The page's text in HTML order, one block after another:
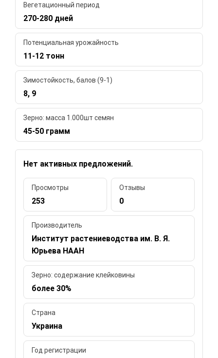
Вегетационный период
270-280 дней
Потенциальная урожайность
11-12 тонн
Зимостойкость, балов (9-1)
8, 9
Зерно: масса 1.000шт семян
45-50 грамм
Нет активных предложений.
Просмотры
253
Отзывы
0
Производитель
Институт растениеводства им. В. Я.
Юрьева НААН
Зерно: содержание клейковины
более 30%
Страна
Украина
Год регистрации